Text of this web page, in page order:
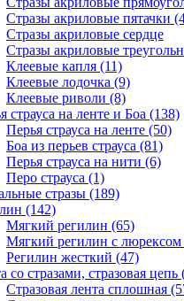
Стразы акриловые пятачки
Стразы акриловые сердце
Стразы акриловые
Клеевые капля (11)
Клеевые лодочка (9)
Клеевые риволи (8)
страуса на ленте и Боа (138)
Перья страуса на ленте (50)
Боа из перьев страуса (81)
Перья страуса на нити (6)
Перо страуса (1)
стразы (189)
(142)
Мягкий регилин (65)
Мягкий регилин с люрексом
Регилин жесткий (47)
со стразами, стразовая цепь
Стразовая лента сплошная